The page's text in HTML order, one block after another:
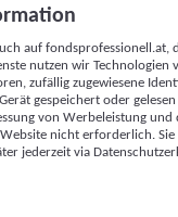
von Werbeleistung
(z. B. login-
mit anderen
usw.) auf
werden, um es
oder einer Webseite
der hier aufgeführten
auf
nutzen wir Technologien
zufällig zugewiesene
gespeichert oder
von Werbeleistung
nicht erforderlich.
jederzeit via